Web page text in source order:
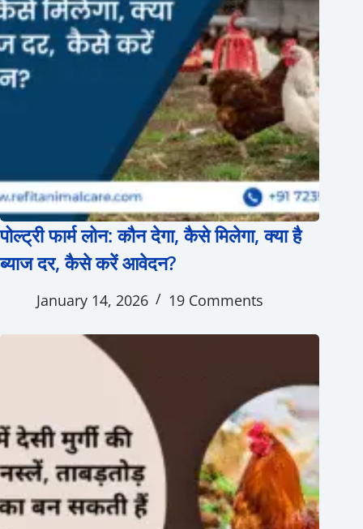
पोल्ट्री फार्म लोन: कौन देगा, कैसे मिलेगा, क्या है
ब्याज दर, कैसे करें आवेदन?
January 14, 2026 19 Comments